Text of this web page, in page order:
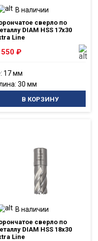
В наличии
сверло по
DIAM HSS 17x30
Line
550₽
17 мм
30 мм
В КОРЗИНУ
В наличии
сверло по
DIAM HSS 18x30
Line